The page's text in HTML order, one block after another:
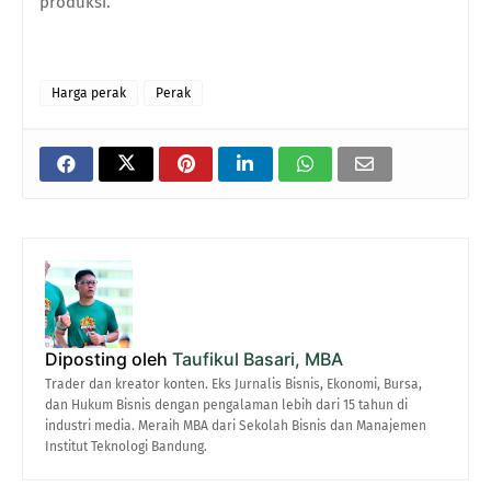
Harga perak Perak
Diposting oleh Taufikul Basari, MBA
Trader dan kreator konten. Eks Jurnalis Bisnis, Ekonomi, Bursa,
dan Hukum Bisnis dengan pengalaman lebih dari 15 tahun di
industri media. Meraih MBA dari Sekolah Bisnis dan Manajemen
Institut Teknologi Bandung.